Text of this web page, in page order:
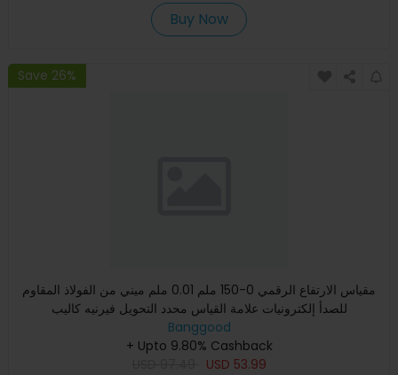
Buy Now
Save 26%
مقياس الارتفاع الرقمي 0-150 ملم 0.01 ملم ميني من الفولاذ المقاوم
للصدأ إلكترونيات علامة القياس محدد التحويل فيرنيه كاليب
Banggood
+ Upto 9.80% Cashback
USD 53.99